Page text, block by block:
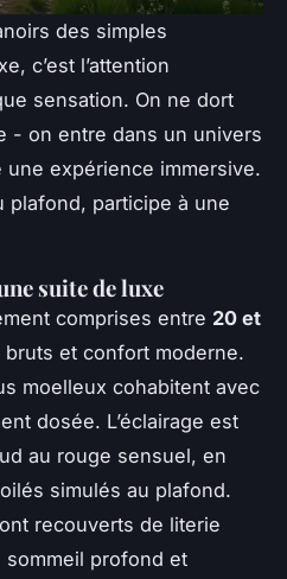
des simples
c’est l’attention
sensation. On ne dort
- on entre dans un univers
expérience immersive.
plafond, participe à une
suite de luxe
comprises entre 20 et
bruts et confort moderne.
moelleux cohabitent avec
dosée. L’éclairage est
au rouge sensuel, en
simulés au plafond.
recouverts de literie
sommeil profond et